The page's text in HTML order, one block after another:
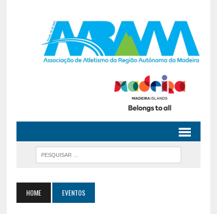
HOME EVENTOS